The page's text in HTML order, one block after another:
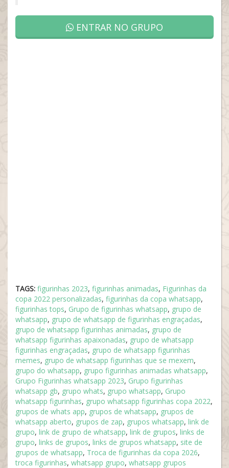
ENTRAR NO GRUPO
TAGS: figurinhas 2023, figurinhas animadas, Figurinhas da
copa 2022 personalizadas, figurinhas da copa whatsapp,
figurinhas tops, Grupo de figurinhas whatsapp, grupo de
whatsapp, grupo de whatsapp de figurinhas engraçadas,
grupo de whatsapp figurinhas animadas, grupo de
whatsapp figurinhas apaixonadas, grupo de whatsapp
figurinhas engraçadas, grupo de whatsapp figurinhas
memes, grupo de whatsapp figurinhas que se mexem,
grupo do whatsapp, grupo figurinhas animadas whatsapp,
Grupo Figurinhas whatsapp 2023, Grupo figurinhas
whatsapp gb, grupo whats, grupo whatsapp, Grupo
whatsapp figurinhas, grupo whatsapp figurinhas copa 2022,
grupos de whats app, grupos de whatsapp, grupos de
whatsapp aberto, grupos de zap, grupos whatsapp, link de
grupo, link de grupo de whatsapp, link de grupos, links de
grupo, links de grupos, links de grupos whatsapp, site de
grupos de whatsapp, Troca de figurinhas da copa 2026,
troca figurinhas, whatsapp grupo, whatsapp grupos